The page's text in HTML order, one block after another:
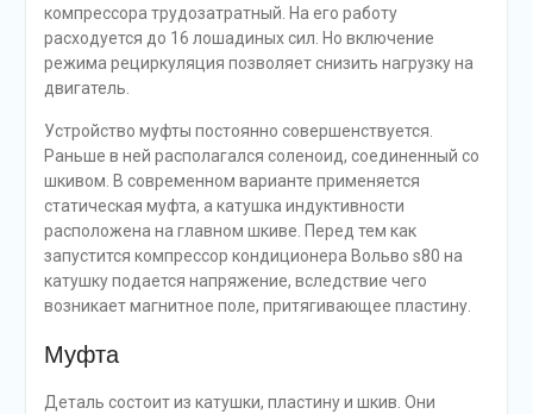
компрессора трудозатратный. На его работу
расходуется до 16 лошадиных сил. Но включение
режима рециркуляция позволяет снизить нагрузку на
двигатель.
Устройство муфты постоянно совершенствуется.
Раньше в ней располагался соленоид, соединенный со
шкивом. В современном варианте применяется
статическая муфта, а катушка индуктивности
расположена на главном шкиве. Перед тем как
запустится компрессор кондиционера Вольво s80 на
катушку подается напряжение, вследствие чего
возникает магнитное поле, притягивающее пластину.
Муфта
Деталь состоит из катушки, пластину и шкив. Они